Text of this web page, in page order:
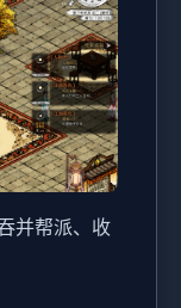
并帮派、收